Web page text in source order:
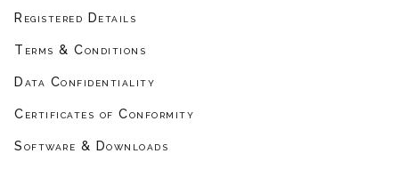
Registered Details
Terms & Conditions
Data Confidentiality
Certificates of Conformity
Software & Downloads